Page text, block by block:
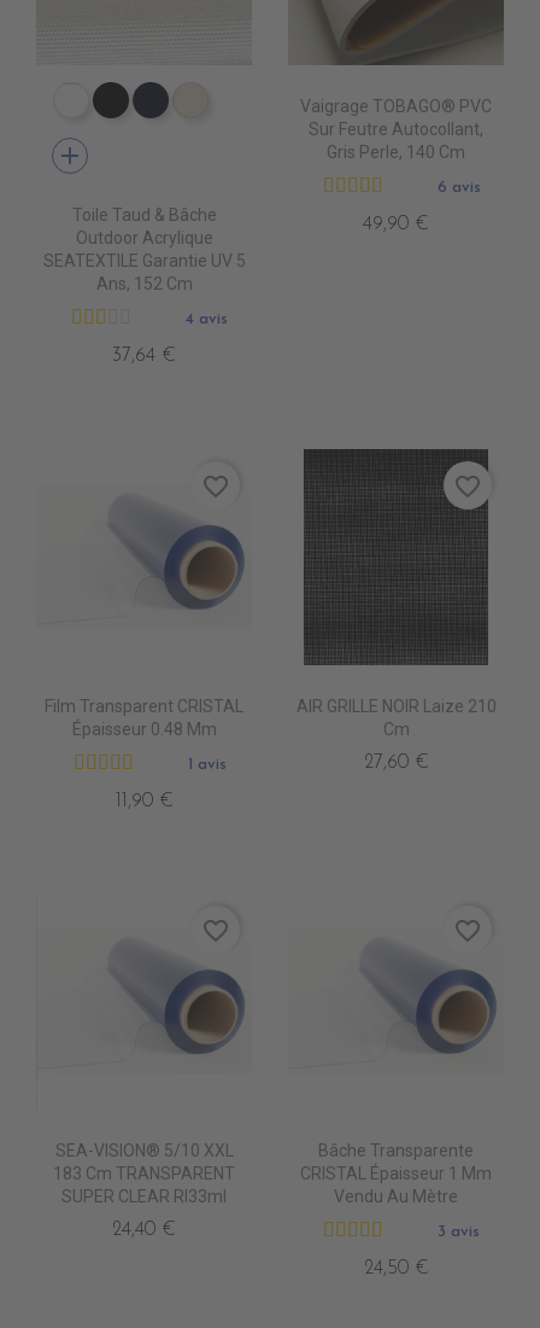
PR0500 WHITE
PR0600 BLACK
PR0560 GRAND BANK
PR0520 OYSTER
add
Toile Taud & Bâche
Outdoor Acrylique
SEATEXTILE Garantie UV 5
Ans, 152 Cm
4 avis
37,64 €
Vaigrage TOBAGO® PVC
Sur Feutre Autocollant,
Gris Perle, 140 Cm
6 avis
49,90 €
Film Transparent CRISTAL
Épaisseur 0.48 Mm
1 avis
11,90 €
favorite_border
AIR GRILLE NOIR Laize 210
Cm
27,60 €
favorite_border
SEA-VISION® 5/10 XXL
183 Cm TRANSPARENT
SUPER CLEAR Rl33ml
24,40 €
favorite_border
Bâche Transparente
CRISTAL Épaisseur 1 Mm
Vendu Au Mètre
3 avis
24,50 €
favorite_border